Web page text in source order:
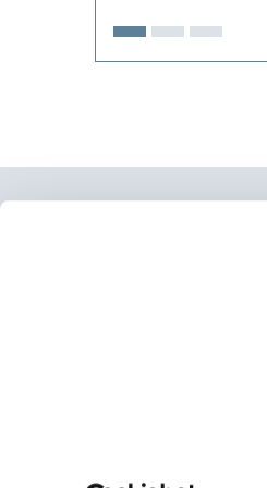
Konrad-Adenauer-